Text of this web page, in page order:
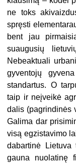
ne toks
spręsti
bent jau
suaugusių
Nebeaktuali
gyventojų
standartus. O
taip ir neįveikė
dalis (pagrindinės
Galima dar
visą egzistavimo
dabartinė Lietuva
gauna nuolatinę